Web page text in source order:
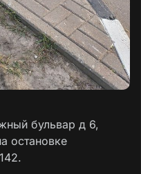
бульвар д 6,
остановке